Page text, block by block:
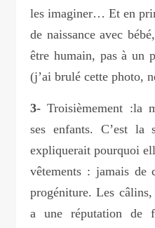
les imaginer… Et en
de naissance avec
être humain, pas à un
(j’ai brulé cette photo,
3-Troisièmement :la
ses enfants. C’est la
expliquerait pourquoi
vêtements : jamais de
progéniture. Les
a une réputation de